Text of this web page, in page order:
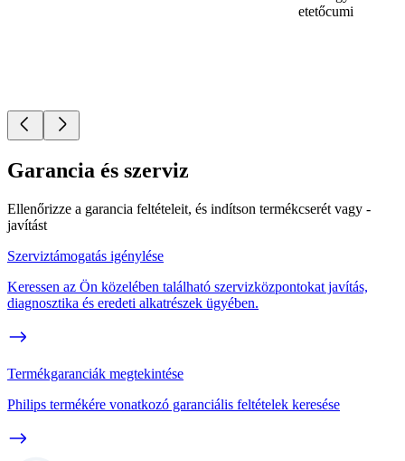
etetőcumi
Garancia és szerviz
Ellenőrizze a garancia feltételeit, és indítson termékcserét vagy -
javítást
Szerviztámogatás igénylése
Keressen az Ön közelében található szervizközpontokat javítás,
diagnosztika és eredeti alkatrészek ügyében.
Termékgaranciák megtekintése
Philips termékére vonatkozó garanciális feltételek keresése